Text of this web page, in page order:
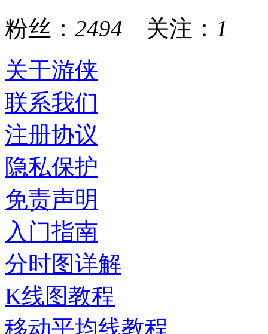
粉丝： 2494 关注： 1
关于游侠
联系我们
注册协议
隐私保护
免责声明
入门指南
分时图详解
K线图教程
移动平均线教程